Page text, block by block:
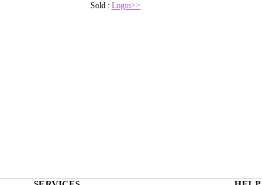
Sold : Login>>